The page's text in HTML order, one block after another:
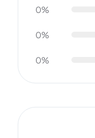
0%
0%
0%